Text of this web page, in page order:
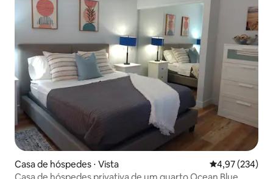
Casa de hóspedes ⋅ Vista 4,97 de uma
4,97 (234)
Casa de hóspedes privativa de um quarto Ocean Blue